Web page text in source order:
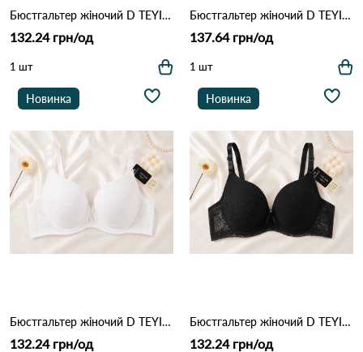
Бюстгальтер жіночий D TEYI 5257 Голубий
132.24 грн/од
1 шт
Бюстгальтер жіночий D TEYI 5257 Бежевий
137.64 грн/од
1 шт
Новинка
Бюстгальтер жіночий D TEYI 5257 Білий
132.24 грн/од
Новинка
Бюстгальтер жіночий D TEYI 5257 Чорний
132.24 грн/од